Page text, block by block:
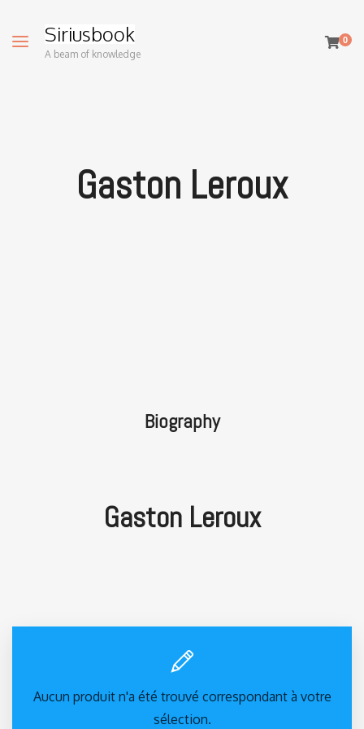
Siriusbook
A beam of knowledge
0
Gaston Leroux
Biography
Gaston Leroux
Aucun produit n'a été trouvé correspondant à votre
sélection.